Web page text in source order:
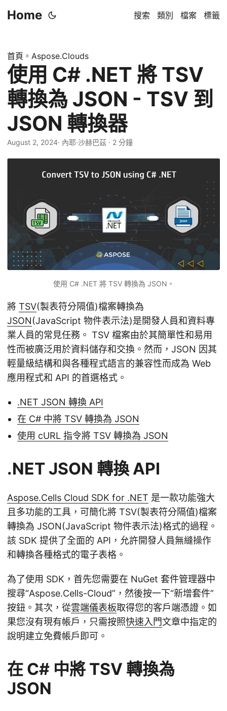
Home 搜索 類別 檔案 標籤
首頁 » Aspose.Clouds
使用 C# .NET 將 TSV
轉換為 JSON - TSV 到
JSON 轉換器
August 2, 2024· 內耶·沙赫巴茲 · 2 分鐘
使用 C# .NET 將 TSV 轉換為 JSON。
將 TSV(製表符分隔值)檔案轉換為
JSON(JavaScript 物件表示法)是開發人員和資料專
業人員的常見任務。 TSV 檔案由於其簡單性和易用
性而被廣泛用於資料儲存和交換。然而，JSON 因其
輕量級結構和與各種程式語言的兼容性而成為 Web
應用程式和 API 的首選格式。
.NET JSON 轉換 API
在 C# 中將 TSV 轉換為 JSON
使用 cURL 指令將 TSV 轉換為 JSON
.NET JSON 轉換 API
Aspose.Cells Cloud SDK for .NET 是一款功能強大
且多功能的工具，可簡化將 TSV(製表符分隔值)檔案
轉換為 JSON(JavaScript 物件表示法)格式的過程。
該 SDK 提供了全面的 API，允許開發人員無縫操作
和轉換各種格式的電子表格。
為了使用 SDK，首先您需要在 NuGet 套件管理器中
搜尋“Aspose.Cells-Cloud”，然後按一下“新增套件”
按鈕。其次，從雲端儀表板取得您的客戶端憑證。如
果您沒有現有帳戶，只需按照快速入門文章中指定的
說明建立免費帳戶即可。
在 C# 中將 TSV 轉換為
JSON